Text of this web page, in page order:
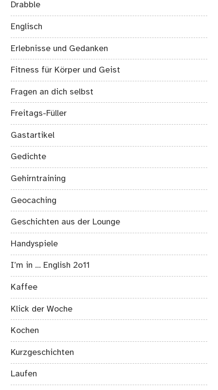
Drabble
Englisch
Erlebnisse und Gedanken
Fitness für Körper und Geist
Fragen an dich selbst
Freitags-Füller
Gastartikel
Gedichte
Gehirntraining
Geocaching
Geschichten aus der Lounge
Handyspiele
I’m in … English 2o11
Kaffee
Klick der Woche
Kochen
Kurzgeschichten
Laufen